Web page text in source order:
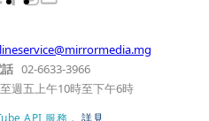
02-6633-3966
週五上午10時至下午6時
API 服務 ， 詳見